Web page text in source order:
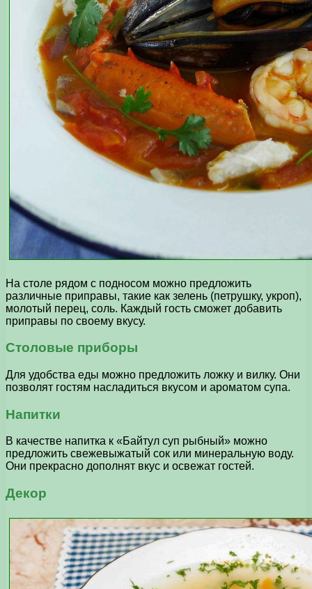
На столе рядом с подносом можно предложить
различные приправы, такие как зелень (петрушку, укроп),
молотый перец, соль. Каждый гость сможет добавить
приправы по своему вкусу.
Столовые приборы
Для удобства еды можно предложить ложку и вилку. Они
позволят гостям насладиться вкусом и ароматом супа.
Напитки
В качестве напитка к «Байтул суп рыбный» можно
предложить свежевыжатый сок или минеральную воду.
Они прекрасно дополнят вкус и освежат гостей.
Декор